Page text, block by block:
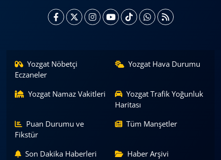
Yozgat Nöbetçi
Eczaneler
Yozgat Hava Durumu
Yozgat Namaz Vakitleri
Yozgat Trafik Yoğunluk
Haritası
Puan Durumu ve
Fikstür
Tüm Manşetler
Son Dakika Haberleri Haber Arşivi